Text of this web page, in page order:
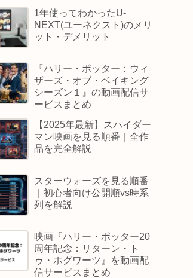
1年使ってわかったU-
NEXT(ユーネクスト)のメリ
ット・デメリット
『ハリー・ポッター：ウィ
ザーズ・オブ・ベイキング
シーズン１』の動画配信サ
ービスまとめ
【2025年最新】スパイダー
マン映画を見る順番｜全作
品を完全解説
スターウォーズを見る順番
｜初心者向け公開順vs時系
列を解説
映画『ハリー・ポッター20
周年記念：リターン・ト
ゥ・ホグワーツ』を動画配
信サービスまとめ